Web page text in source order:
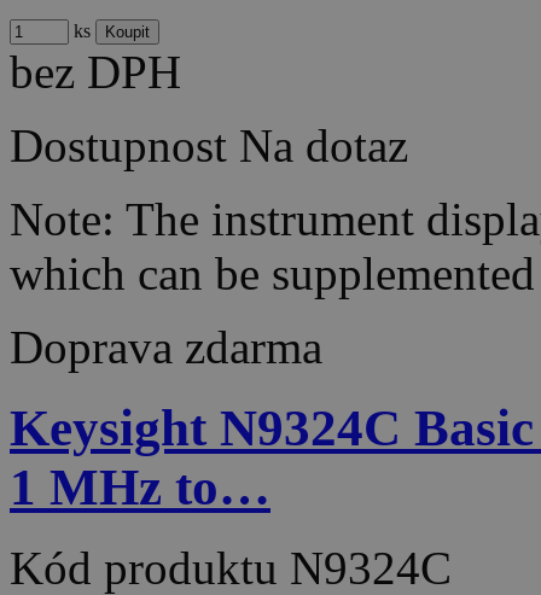
ks
bez DPH
Dostupnost Na dotaz
Note: The instrument
which can be
Doprava zdarma
Keysight N9324C
1 MHz to…
Kód produktu N9324C